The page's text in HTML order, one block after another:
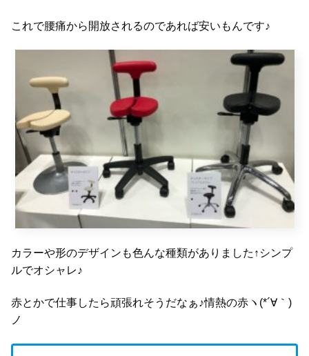
これで腰痛から開放されるのであれば安いもんです♪
カラーや形のデザインも色んな種類がありました↑シンプ
ルでオシャレ♪
赤とかで仕事したら頑張れそうだなぁ♪情熱の赤ヽ(*´∀｀)
ノ